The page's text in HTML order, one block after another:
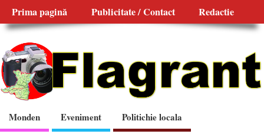
Prima pagină Publicitate / Contact Redactie
Monden Eveniment
Politichie locala